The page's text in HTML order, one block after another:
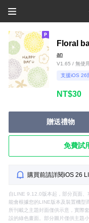
Floral
an
V1.65 / 無使
支援iOS 26
NT$30
贈送禮物
免費試
購買前請詳閱iOS 26
自LINE 9.12.0版本起，部分頁面
能會根據您的LINE版本及裝置機型
所刊載之主題封面僅供示意，實際
設的綠色畫面。部分圖片僅供主題